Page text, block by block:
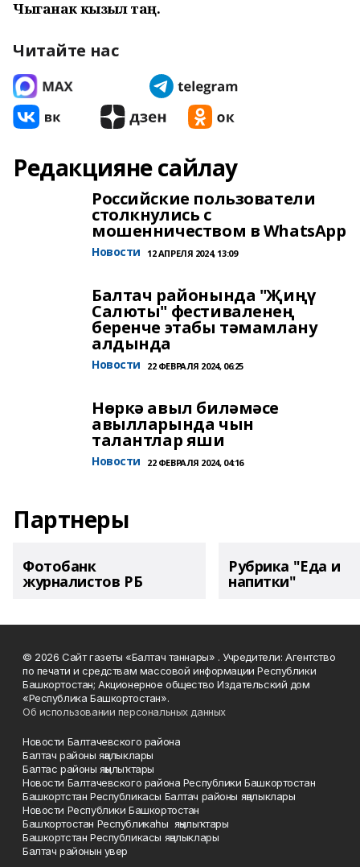
Чыганак кызыл таң.
Читайте нас
Редакцияне сайлау
Российские пользователи
столкнулись с
мошенничеством в WhatsApp
Новости 12 АПРЕЛЯ 2024, 13:09
Балтач районында "Җиңү
Салюты" фестиваленең
беренче этабы тәмамлану
алдында
Новости 22 ФЕВРАЛЯ 2024, 06:25
Нөркә авыл биләмәсе
авылларында чын
талантлар яши
Новости 22 ФЕВРАЛЯ 2024, 04:16
Партнеры
Фотобанк
журналистов РБ
Рубрика "Еда и
напитки"
© 2026 Сайт газеты «Балтач таннары» . Учредители: Агентство
по печати и средствам массовой информации Республики
Башкортостан; Акционерное общество Издательский дом
«Республика Башкортостан».
Об использовании персональных данных
Новости Балтачевского района
Балтач районы яңалыклары
Балтас районы яңылыҡтары
Новости Балтачевского района Республики Башкортостан
Башкортстан Республикасы Балтач районы яңалыклары
Новости Республики Башкортостан
Башҡортостан Республикаһы яңылыҡтары
Башкортстан Республикасы яңалыклары
Балтач районын увер